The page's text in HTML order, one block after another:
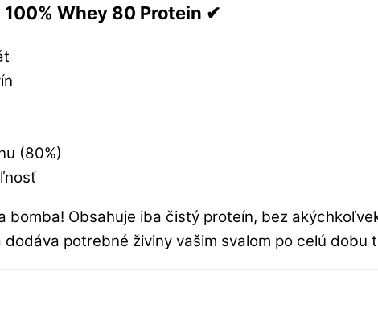
Whey 80 Protein ✔
(80%)
bomba! Obsahuje iba čistý proteín, bez
potrebné živiny vašim svalom po celú dobu